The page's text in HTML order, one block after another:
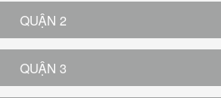
QUẬN 2
QUẬN 3